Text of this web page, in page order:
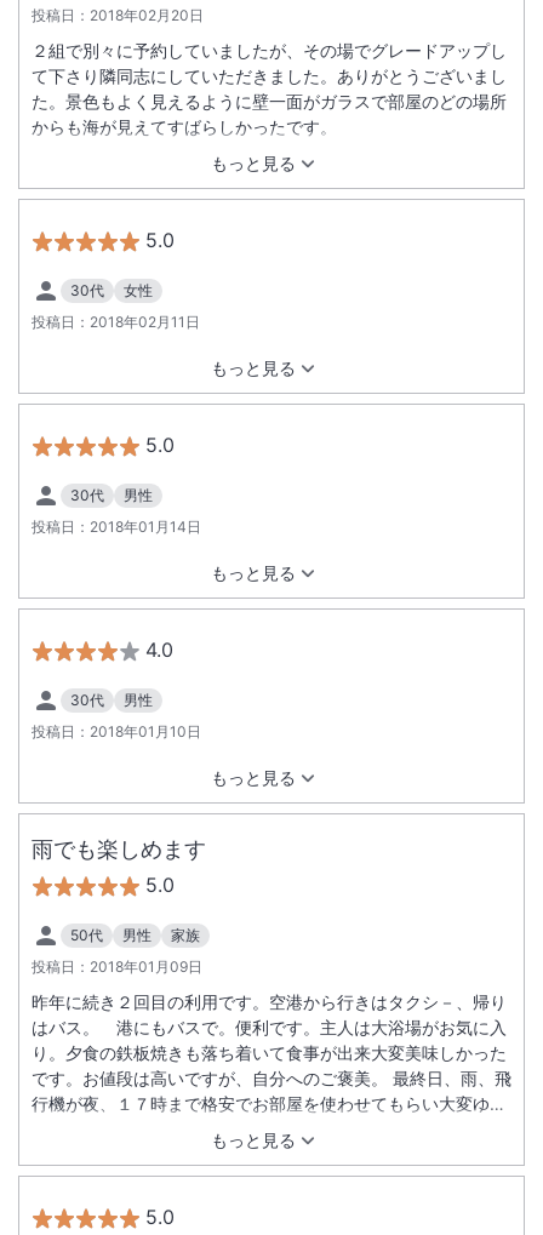
投稿日： 2018年02月20日
もっと見る
２組で別々に予約していましたが、その場でグレードアップし
て下さり隣同志にしていただきました。ありがとうございまし
た。景色もよく見えるように壁一面がガラスで部屋のどの場所
からも海が見えてすばらしかったです。
5.0
30代
女性
投稿日： 2018年02月11日
もっと見る
5.0
30代
男性
投稿日： 2018年01月14日
もっと見る
4.0
30代
男性
投稿日： 2018年01月10日
もっと見る
雨でも楽しめます
5.0
50代 男性
家族
投稿日： 2018年01月09日
もっと見る
昨年に続き２回目の利用です。空港から行きはタクシ－、帰り
はバス。 港にもバスで。便利です。主人は大浴場がお気に入
り。夕食の鉄板焼きも落ち着いて食事が出来大変美味しかった
です。お値段は高いですが、自分へのご褒美。 最終日、雨、飛
行機が夜、１７時まで格安でお部屋を使わせてもらい大変ゆっ
くり出来良かったです。
5.0